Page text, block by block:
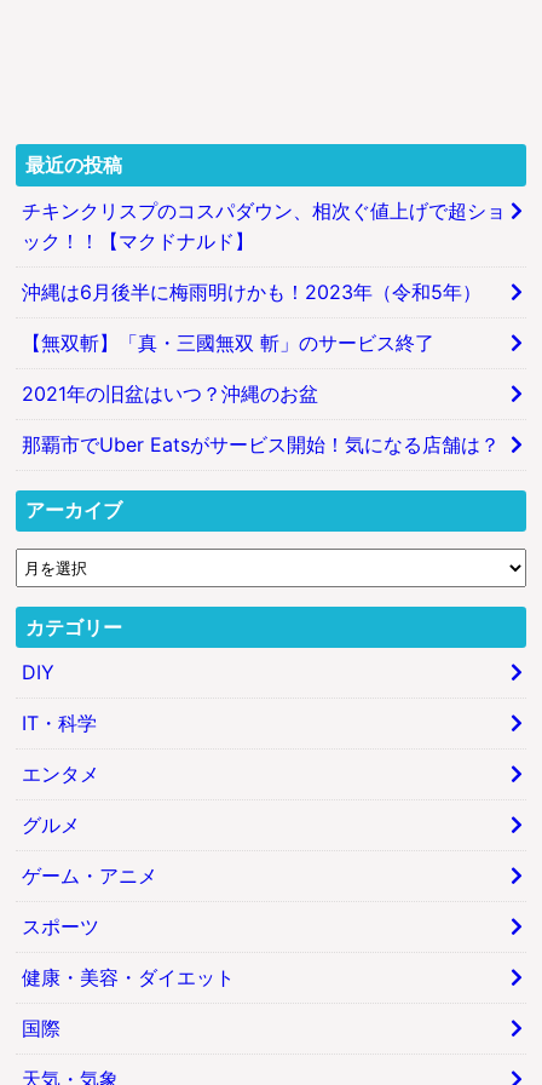
最近の投稿
チキンクリスプのコスパダウン、相次ぐ値上げで超ショ
ック！！【マクドナルド】
沖縄は6月後半に梅雨明けかも！2023年（令和5年）
【無双斬】「真・三國無双 斬」のサービス終了
2021年の旧盆はいつ？沖縄のお盆
那覇市でUber Eatsがサービス開始！気になる店舗は？
アーカイブ
カテゴリー
DIY
IT・科学
エンタメ
グルメ
ゲーム・アニメ
スポーツ
健康・美容・ダイエット
国際
天気・気象